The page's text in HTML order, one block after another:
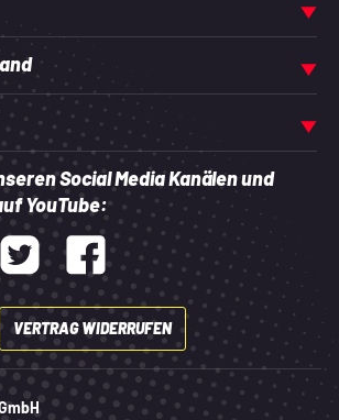
Social Media Kanälen und
YouTube:
Twitter Facebook
VERTRAG WIDERRUFEN